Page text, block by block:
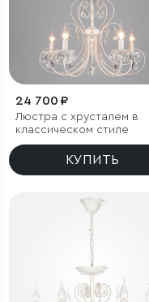
24 700 ₽
Люстра с хрусталем в
классическом стиле
КУПИТЬ